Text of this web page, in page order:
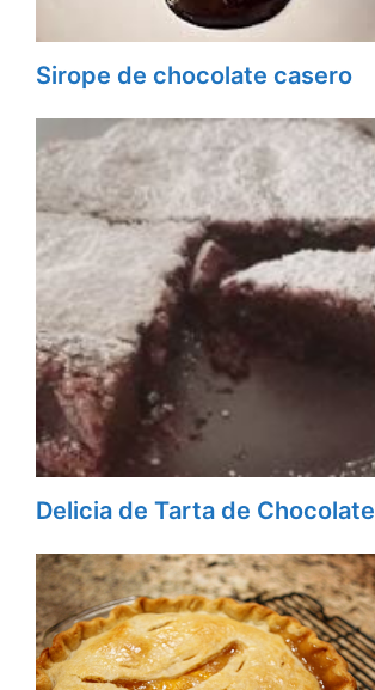
Sirope de chocolate casero
Delicia de Tarta de Chocolate